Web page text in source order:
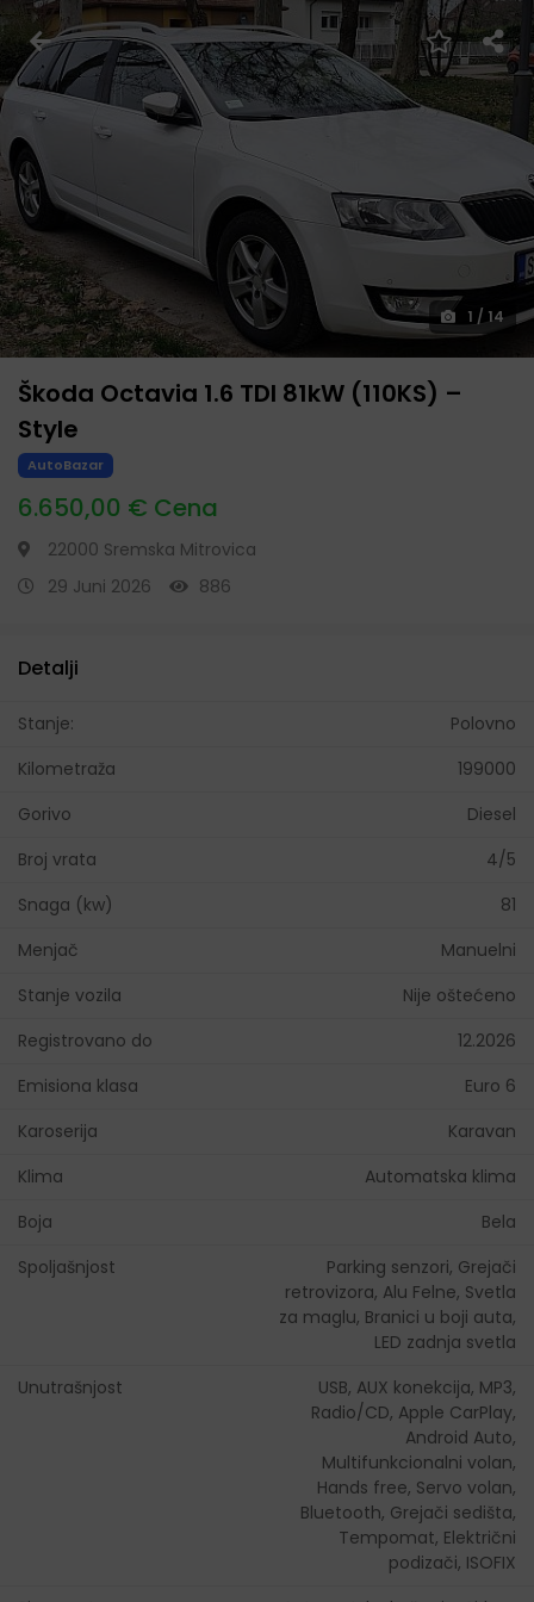
1 / 14
Škoda Octavia 1.6 TDI 81kW (110KS) –
Style
AutoBazar
6.650,00 € Cena
22000 Sremska Mitrovica
29 Juni 2026
886
Detalji
Stanje:
Polovno
Kilometraža
199000
Gorivo
Diesel
Broj vrata
4/5
Snaga (kw)
81
Menjač
Manuelni
Stanje vozila
Nije oštećeno
Registrovano do
12.2026
Emisiona klasa
Euro 6
Karoserija
Karavan
Klima
Automatska klima
Boja
Bela
Spoljašnjost
Parking senzori, Grejači
retrovizora, Alu Felne, Svetla
za maglu, Branici u boji auta,
LED zadnja svetla
Unutrašnjost
USB, AUX konekcija, MP3,
Radio/CD, Apple CarPlay,
Android Auto,
Multifunkcionalni volan,
Hands free, Servo volan,
Bluetooth, Grejači sedišta,
Tempomat, Električni
podizači, ISOFIX